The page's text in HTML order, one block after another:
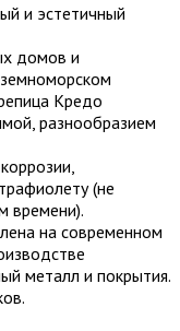
и эстетичный
домов и
Кредо
разнообразием
(не
времени).
на современном
металл и покрытия.